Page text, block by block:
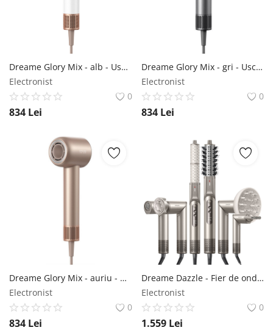
Dreame Glory Mix - alb - Uscător de păr Dreame
Electronist
0
834 Lei
Dreame Glory Mix - gri - Uscător de păr Dreame
Electronist
0
834 Lei
Dreame Glory Mix - auriu - Uscător de păr Dreame
Electronist
0
834 Lei
Dreame Dazzle - Fier de ondulat Dreame
Electronist
0
1.559 Lei